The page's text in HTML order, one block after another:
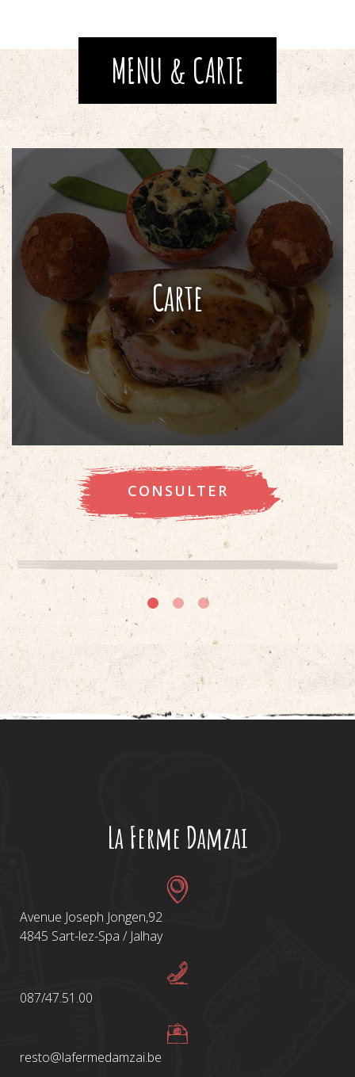
MENU & CARTE
Carte
CONSULTER
La Ferme Damzai
Avenue Joseph Jongen,92
4845 Sart-lez-Spa / Jalhay
087/47.51.00
resto@lafermedamzai.be